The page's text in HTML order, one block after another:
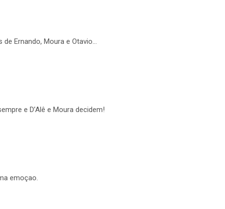
Ernando, Moura e Otavio…
e D’Alê e Moura decidem!
emoçao.